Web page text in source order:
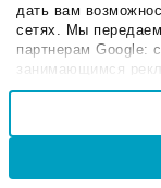
дать вам
сетях. Мы
партнерам Google:
занимающимся
могут
информацией, а
использовании
Выбор
Настроечные